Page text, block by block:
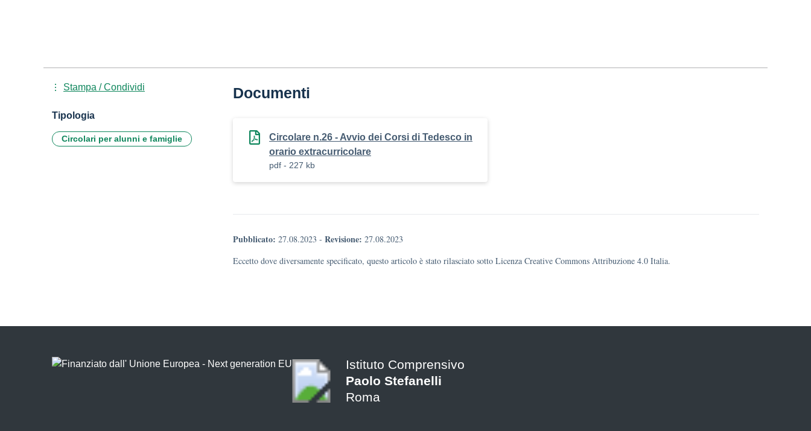
Documenti
Circolare n.26 - Avvio dei Corsi di Tedesco in
orario extracurricolare
pdf - 227 kb
Pubblicato: 27.08.2023 - Revisione: 27.08.2023
Eccetto dove diversamente specificato, questo articolo è stato rilasciato sotto Licenza Creative Commons Attribuzione 4.0 Italia.
Stampa / Condividi
Tipologia
Circolari per alunni e famiglie
Istituto Comprensivo
Paolo Stefanelli
Roma